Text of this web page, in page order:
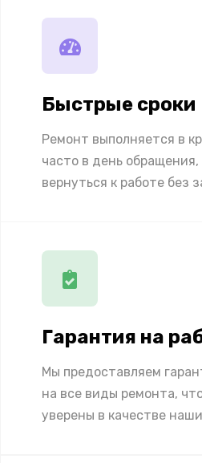
Быстрые сроки
Ремонт выполняется в
часто в день
вернуться к работе без
Гарантия на
Мы предоставляем
на все виды ремонта,
уверены в качестве